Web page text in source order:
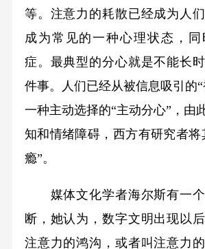
等。注意力的耗散已经成为人
成为常见的一种心理状态，同
症。最典型的分心就是不能长
件事。人们已经从被信息吸引的
一种主动选择的“主动分心”，由
知和情绪障碍，西方有研究者将
瘾”。
媒体文化学者海尔斯有一个
断，她认为，数字文明出现以
注意力的鸿沟，或者叫注意力